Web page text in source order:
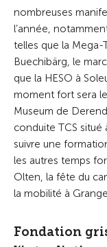
nombreuses
l’année,
telles que la Mega-
Buechibärg, le
que la HESO à
moment fort sera
Museum de
conduite TCS
suivre une
les autres temps
Olten, la fête du
la mobilité à
Fondation